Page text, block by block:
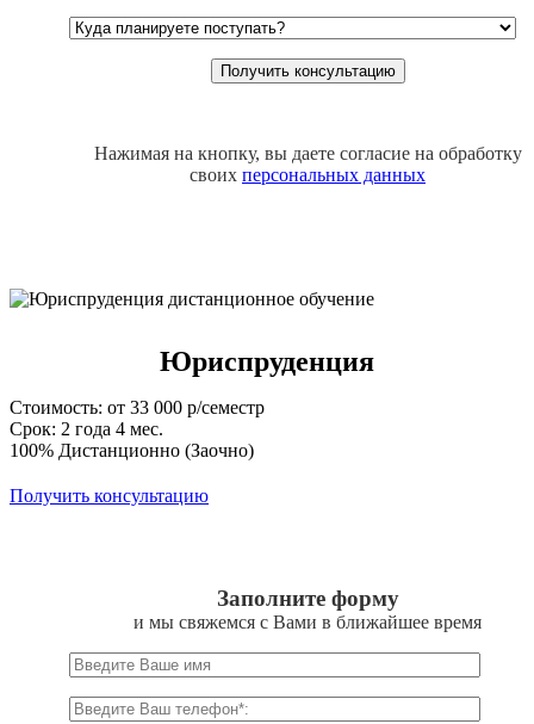
Нажимая на кнопку, вы даете согласие на обработку
своих персональных данных
Юриспруденция
Стоимость: от 33 000 р/семестр
Срок: 2 года 4 мес.
100% Дистанционно (Заочно)
Получить консультацию
Заполните форму
и мы свяжемся с Вами в ближайшее время